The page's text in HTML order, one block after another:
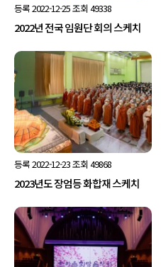
등록2022-12-25조회 49338
2022년 전국 임원단 회의 스케치
등록2022-12-23조회 49868
2023년도 장엄등 화합재 스케치